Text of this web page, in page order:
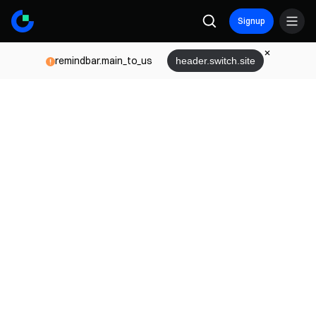
Signup
remindbar.main_to_us header.switch.site